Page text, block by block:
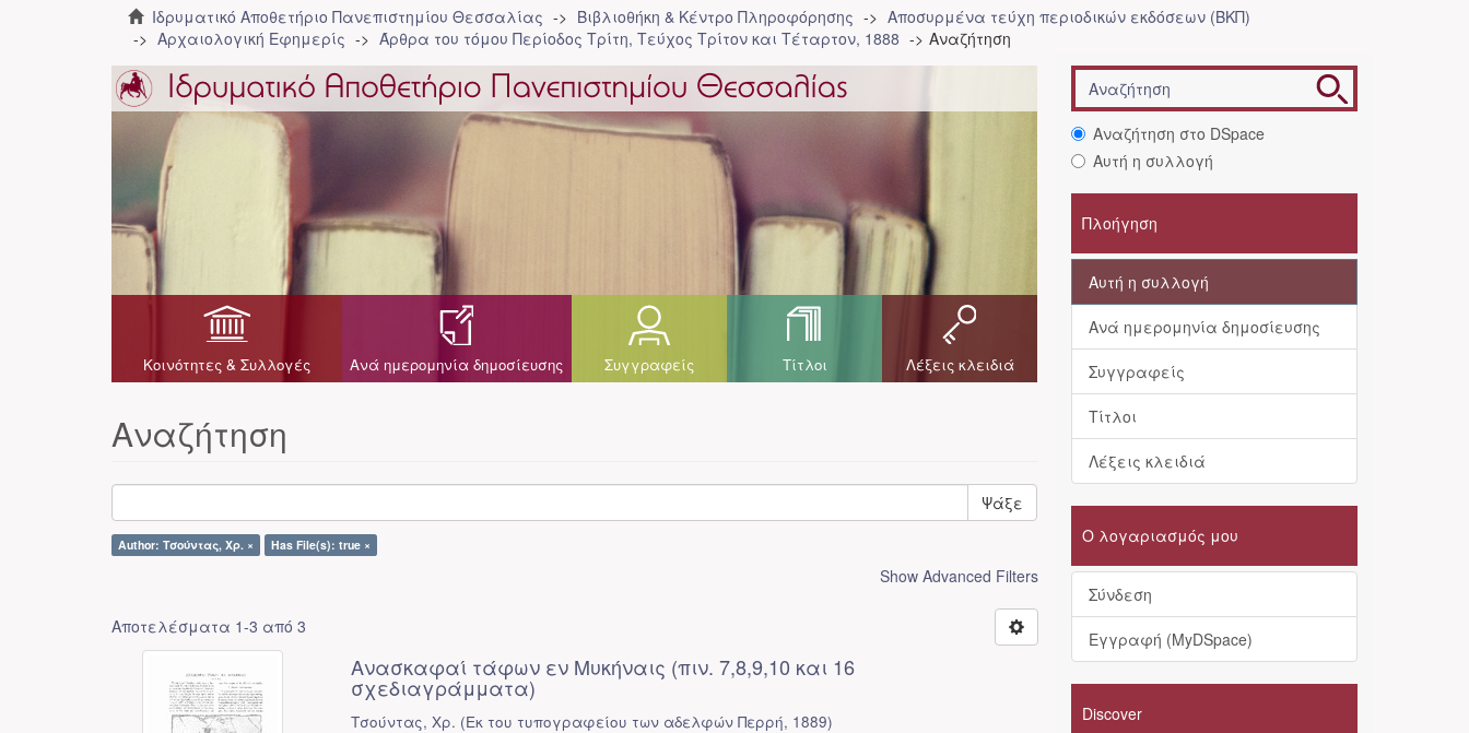
Ιδρυματικό Αποθετήριο Πανεπιστημίου Θεσσαλίας Βιβλιοθήκη & Κέντρο Πληροφόρησης
Αποσυρμένα τεύχη περιοδικών εκδόσεων (ΒΚΠ)
Αρχαιολογική Εφημερίς
Άρθρα του τόμου Περίοδος Τρίτη, Τεύχος Τρίτον και Τέταρτον, 1888 Αναζήτηση
Κοινότητες & Συλλογές Ανά ημερομηνία δημοσίευσης Συγγραφείς Τίτλοι Λέξεις κλειδιά
Αναζήτηση
Ψάξε
Author: Τσούντας, Χρ. × Has File(s): true ×
Show Advanced Filters
Αποτελέσματα 1-3 από 3
Ανασκαφαί τάφων εν Μυκήναις (πιν. 7,8,9,10 και 16
σχεδιαγράμματα)
Τσούντας, Χρ. (Εκ του τυπογραφείου των αδελφών Περρή, 1889)
Αναζήτηση στο DSpace
Αυτή η συλλογή
Πλοήγηση
Αυτή η συλλογή
Ανά ημερομηνία δημοσίευσης
Συγγραφείς
Τίτλοι
Λέξεις κλειδιά
Ο λογαριασμός μου
Σύνδεση
Εγγραφή (MyDSpace)
Discover